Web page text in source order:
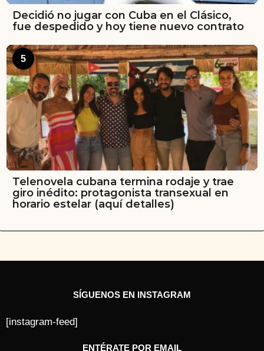
Decidió no jugar con Cuba en el Clásico,
fue despedido y hoy tiene nuevo contrato
5
Telenovela cubana termina rodaje y trae
giro inédito: protagonista transexual en
horario estelar (aquí detalles)
SÍGUENOS EN INSTAGRAM
[instagram-feed]
ENTÉRATE POR EMAIL